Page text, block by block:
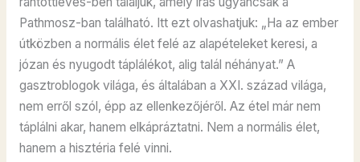
Pathmosz-ban található. Itt ezt olvashatjuk: „Ha az ember
útközben a normális élet felé az alapételeket keresi, a
józan és nyugodt táplálékot, alig talál néhányat.” A
gasztroblogok világa, és általában a XXI. század világa,
nem erről szól, épp az ellenkezőjéről. Az étel már nem
táplálni akar, hanem elkápráztatni. Nem a normális élet,
hanem a hisztéria felé vinni.